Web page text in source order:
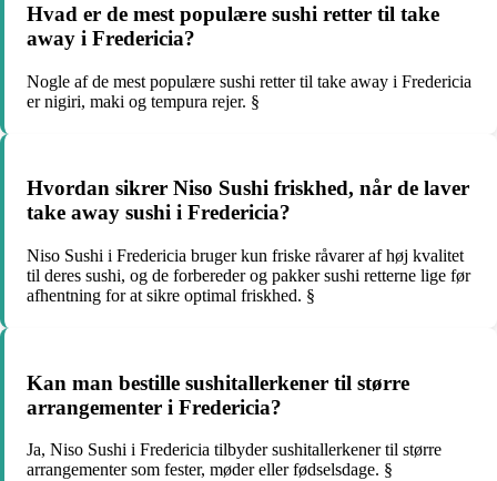
Hvad er de mest populære sushi retter til take
away i Fredericia?
Nogle af de mest populære sushi retter til take away i Fredericia
er nigiri, maki og tempura rejer. §
Hvordan sikrer Niso Sushi friskhed, når de laver
take away sushi i Fredericia?
Niso Sushi i Fredericia bruger kun friske råvarer af høj kvalitet
til deres sushi, og de forbereder og pakker sushi retterne lige før
afhentning for at sikre optimal friskhed. §
Kan man bestille sushitallerkener til større
arrangementer i Fredericia?
Ja, Niso Sushi i Fredericia tilbyder sushitallerkener til større
arrangementer som fester, møder eller fødselsdage. §